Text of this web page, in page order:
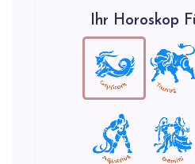
Ihr Horoskop